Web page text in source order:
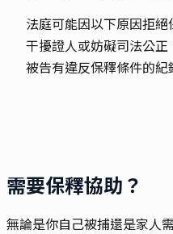
法庭可能因以下原因拒
干擾證人或妨礙司法公正
被告有違反保釋條件的紀
需要保釋協助？
無論是你自己被捕還是家人